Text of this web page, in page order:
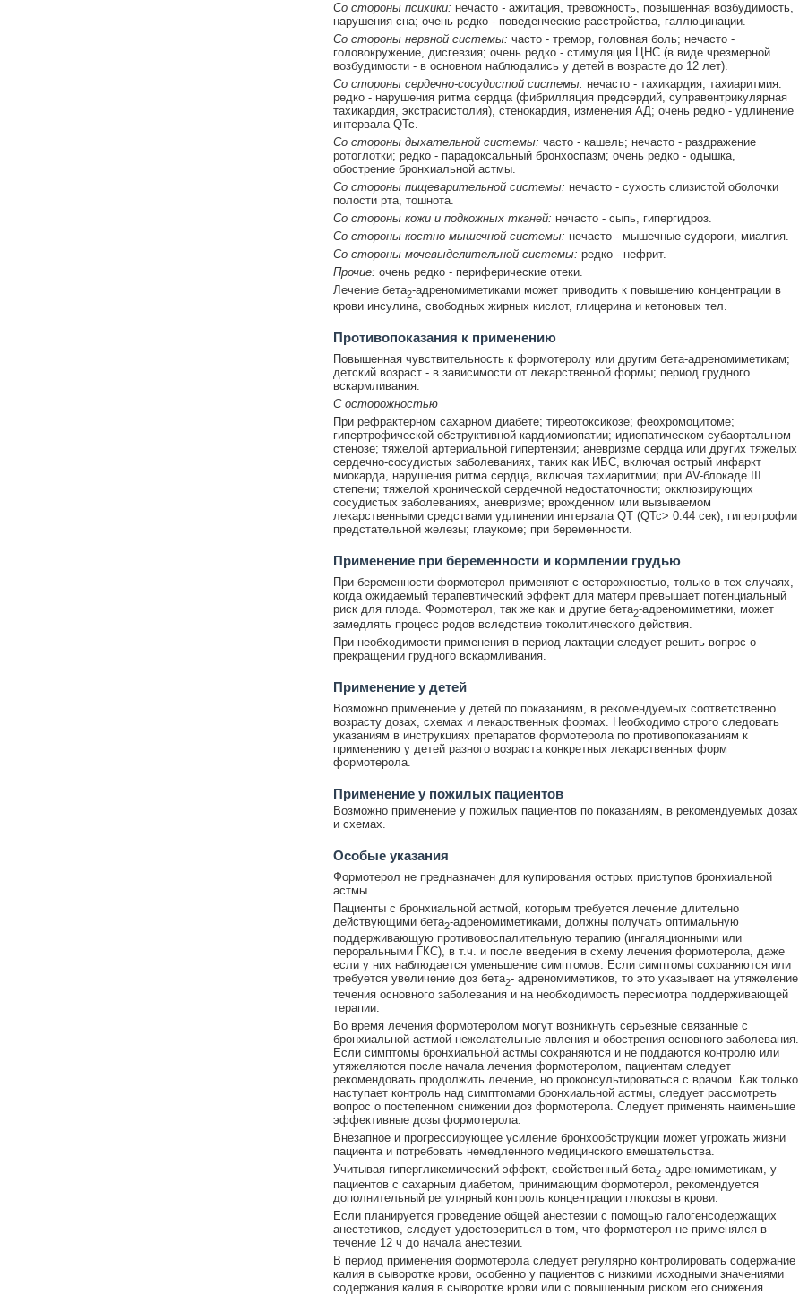
Со стороны психики: нечасто- ажитация, тревожность, повышенная возбудимость,
нарушения сна; очень редко - поведенческие расстройства, галлюцинации.
Со стороны нервной системы: часто - тремор, головная боль; нечасто -
головокружение, дисгевзия; очень редко - стимуляция ЦНС (в виде чрезмерной
возбудимости - в основном наблюдались у детей в возрасте до 12 лет).
Со стороны сердечно-сосудистой системы: нечасто - тахикардия, тахиаритмия:
редко - нарушения ритма сердца (фибрилляция предсердий, суправентрикулярная
тахикардия, экстрасистолия), стенокардия, изменения АД; очень редко - удлинение
интервала QTc.
Со стороны дыхательной системы: часто - кашель; нечасто - раздражение
ротоглотки; редко - парадоксальный бронхоспазм; очень редко - одышка,
обострение бронхиальной астмы.
Со стороны пищеварительной системы: нечасто - сухость слизистой оболочки
полости рта, тошнота.
Со стороны кожи и подкожных тканей: нечасто - сыпь, гипергидроз.
Со стороны костно-мышечной системы: нечасто - мышечные судороги, миалгия.
Со стороны мочевыделительной системы: редко - нефрит.
Прочие: очень редко - периферические отеки.
Лечение бета2-адреномиметиками может приводить к повышению концентрации в
крови инсулина, свободных жирных кислот, глицерина и кетоновых тел.
Противопоказания к применению
Повышенная чувствительность к формотеролу или другим бета-адреномиметикам;
детский возраст - в зависимости от лекарственной формы; период грудного
вскармливания.
С осторожностью
При рефрактерном сахарном диабете; тиреотоксикозе; феохромоцитоме;
гипертрофической обструктивной кардиомиопатии; идиопатическом субаортальном
стенозе; тяжелой артериальной гипертензии; аневризме сердца или других тяжелых
сердечно-сосудистых заболеваниях, таких как ИБС, включая острый инфаркт
миокарда, нарушения ритма сердца, включая тахиаритмии; при AV-блокаде III
степени; тяжелой хронической сердечной недостаточности; окклюзирующих
сосудистых заболеваниях, аневризме; врожденном или вызываемом
лекарственными средствами удлинении интервала QT (QTc> 0.44 сек); гипертрофии
предстательной железы; глаукоме; при беременности.
Применение при беременности и кормлении грудью
При беременности формотерол применяют с осторожностью, только в тех случаях,
когда ожидаемый терапевтический эффект для матери превышает потенциальный
риск для плода. Формотерол, так же как и другие бета2-адреномиметики, может
замедлять процесс родов вследствие токолитического действия.
При необходимости применения в период лактации следует решить вопрос о
прекращении грудного вскармливания.
Применение у детей
Возможно применение у детей по показаниям, в рекомендуемых соответственно
возрасту дозах, схемах и лекарственных формах. Необходимо строго следовать
указаниям в инструкциях препаратов формотерола по противопоказаниям к
применению у детей разного возраста конкретных лекарственных форм
формотерола.
Применение у пожилых пациентов
Возможно применение у пожилых пациентов по показаниям, в рекомендуемых дозах
и схемах.
Особые указания
Формотерол не предназначен для купирования острых приступов бронхиальной
астмы.
Пациенты с бронхиальной астмой, которым требуется лечение длительно
действующими бета2-адреномиметиками, должны получать оптимальную
поддерживающую противовоспалительную терапию (ингаляционными или
пероральными ГКС), в т.ч. и после введения в схему лечения формотерола, даже
если у них наблюдается уменьшение симптомов. Если симптомы сохраняются или
требуется увеличение доз бета2- адреномиметиков, то это указывает на утяжеление
течения основного заболевания и на необходимость пересмотра поддерживающей
терапии.
Во время лечения формотеролом могут возникнуть серьезные связанные с
бронхиальной астмой нежелательные явления и обострения основного заболевания.
Если симптомы бронхиальной астмы сохраняются и не поддаются контролю или
утяжеляются после начала лечения формотеролом, пациентам следует
рекомендовать продолжить лечение, но проконсультироваться с врачом. Как только
наступает контроль над симптомами бронхиальной астмы, следует рассмотреть
вопрос о постепенном снижении доз формотерола. Следует применять наименьшие
эффективные дозы формотерола.
Внезапное и прогрессирующее усиление бронхообструкции может угрожать жизни
пациента и потребовать немедленного медицинского вмешательства.
Учитывая гипергликемический эффект, свойственный бета2-адреномиметикам, у
пациентов с сахарным диабетом, принимающим формотерол, рекомендуется
дополнительный регулярный контроль концентрации глюкозы в крови.
Если планируется проведение общей анестезии с помощью галогенсодержащих
анестетиков, следует удостовериться в том, что формотерол не применялся в
течение 12 ч до начала анестезии.
В период применения формотерола следует регулярно контролировать содержание
калия в сыворотке крови, особенно у пациентов с низкими исходными значениями
содержания калия в сыворотке крови или с повышенным риском его снижения.